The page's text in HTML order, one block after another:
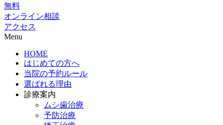
無料
オンライン相談
アクセス
Menu
HOME
はじめての方へ
当院の予約ルール
選ばれる理由
診療案内
ムシ歯治療
予防治療